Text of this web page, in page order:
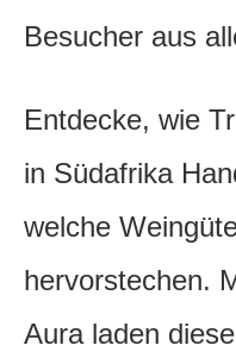
Besucher aus
Entdecke, wie
in Südafrika
welche
hervorstechen.
Aura laden